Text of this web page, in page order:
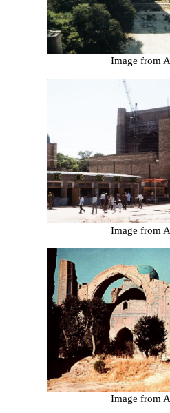
Image from
Image from
Image from